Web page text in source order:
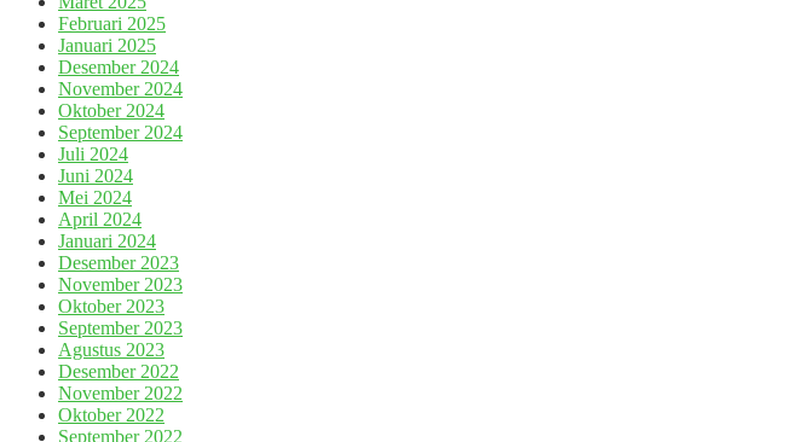
Februari 2025
Januari 2025
Desember 2024
November 2024
Oktober 2024
September 2024
Juli 2024
Juni 2024
Mei 2024
April 2024
Januari 2024
Desember 2023
November 2023
Oktober 2023
September 2023
Agustus 2023
Desember 2022
November 2022
Oktober 2022
September 2022